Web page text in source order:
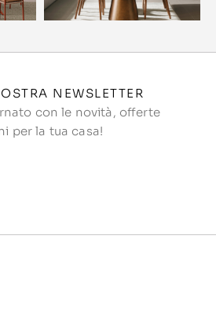
NEWSLETTER
con le novità, offerte
per la tua casa!